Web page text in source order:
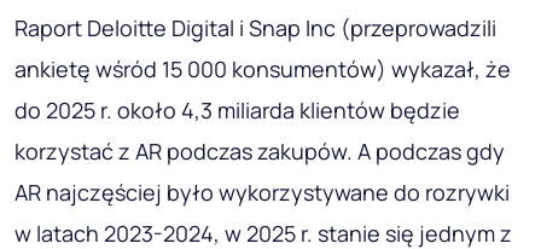
Raport Deloitte Digital i Snap Inc (przeprowadzili
ankietę wśród 15 000 konsumentów) wykazał, że
do 2025 r. około 4,3 miliarda klientów będzie
korzystać z AR podczas zakupów. A podczas gdy
AR najczęściej było wykorzystywane do rozrywki
w latach 2023-2024, w 2025 r. stanie się jednym z